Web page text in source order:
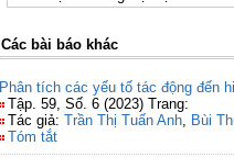
Các bài báo khác
Phân tích các yếu tố tác động đến
Tập. 59, Số. 6 (2023) Trang:
Tác giả: Trần Thị Tuấn Anh, Bùi
Tóm tắt